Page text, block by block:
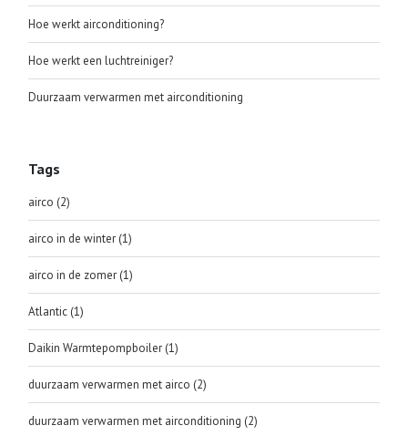
Hoe werkt airconditioning?
Hoe werkt een luchtreiniger?
Duurzaam verwarmen met airconditioning
Tags
airco (2)
airco in de winter (1)
airco in de zomer (1)
Atlantic (1)
Daikin Warmtepompboiler (1)
duurzaam verwarmen met airco (2)
duurzaam verwarmen met airconditioning (2)